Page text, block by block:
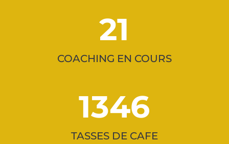
21
COACHING EN COURS
1346
TASSES DE CAFE